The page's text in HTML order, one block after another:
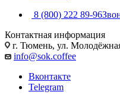
8 (800) 222 89-96
Контактная информация
г. Тюмень, ул.
info@sok.coffee
Вконтакте
Telegram